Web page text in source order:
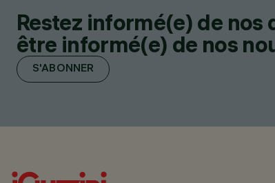
Restez informé(e) de
être informé(e) de nos
S'ABONNER